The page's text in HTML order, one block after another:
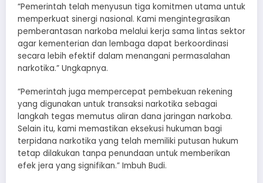
“Pemerintah telah menyusun tiga komitmen utama untuk
memperkuat sinergi nasional. Kami mengintegrasikan
pemberantasan narkoba melalui kerja sama lintas sektor
agar kementerian dan lembaga dapat berkoordinasi
secara lebih efektif dalam menangani permasalahan
narkotika.” Ungkapnya.
“Pemerintah juga mempercepat pembekuan rekening
yang digunakan untuk transaksi narkotika sebagai
langkah tegas memutus aliran dana jaringan narkoba.
Selain itu, kami memastikan eksekusi hukuman bagi
terpidana narkotika yang telah memiliki putusan hukum
tetap dilakukan tanpa penundaan untuk memberikan
efek jera yang signifikan.” Imbuh Budi.